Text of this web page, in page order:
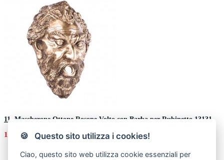
11. Mascherone Ottone Rosone Volto con Barba per Rubinetto 13131
156,00€🍪 Questo sito utilizza i cookies!
Ciao, questo sito web utilizza cookie essenziali per